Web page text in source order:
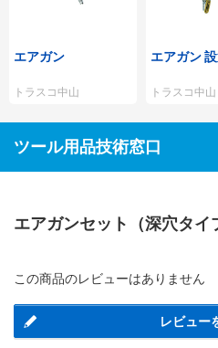
エアガン
トラスコ中山
エアガン
トラスコ中山
ツール用品技術窓口
エアガンセット（深穴タイ
この商品のレビューはありません
レビュー